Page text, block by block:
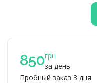
850грн
за день
Пробный заказ 3 дня